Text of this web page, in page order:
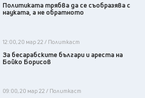
Политиката трябва да се съобразява с
науката, а не обратното
12:00, 20 мар 22 / Политкаст
За бесарабските българи и ареста на
Бойко Борисов
09:00, 20 мар 22 / Политкаст